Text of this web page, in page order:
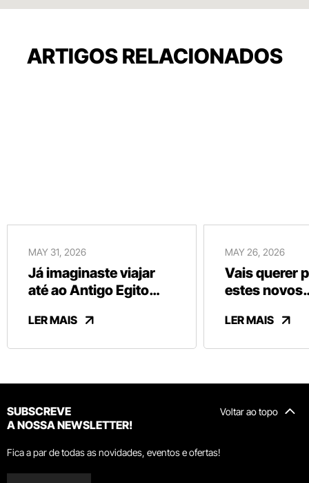
ARTIGOS RELACIONADOS
MAY 31, 2026
Já imaginaste viajar
até ao Antigo Egito
de Gaia?
LER MAIS
MAY 26, 2026
Vais querer
estes novos
da Vinte
LER MAIS
Voltar ao topo
SUBSCREVE
A NOSSA NEWSLETTER!
Fica a par de todas as novidades, eventos e ofertas!